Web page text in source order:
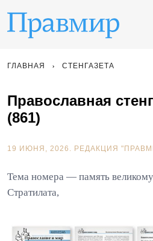
ГЛАВНАЯ СТЕНГАЗЕТА
Православная
(861)
19 ИЮНЯ, 2026. РЕДАКЦИЯ
Тема номера — память
Стратилата,